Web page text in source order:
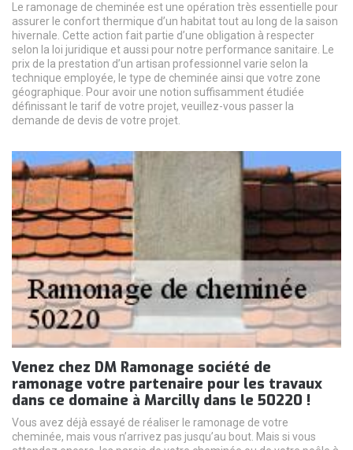
Le ramonage de cheminée est une opération très essentielle pour
assurer le confort thermique d’un habitat tout au long de la saison
hivernale. Cette action fait partie d’une obligation à respecter
selon la loi juridique et aussi pour notre performance sanitaire. Le
prix de la prestation d’un artisan professionnel varie selon la
technique employée, le type de cheminée ainsi que votre zone
géographique. Pour avoir une notion suffisamment étudiée
définissant le tarif de votre projet, veuillez-vous passer la
demande de devis de votre projet.
Venez chez DM Ramonage société de
ramonage votre partenaire pour les travaux
dans ce domaine à Marcilly dans le 50220 !
Vous avez déjà essayé de réaliser le ramonage de votre
cheminée, mais vous n’arrivez pas jusqu’au bout. Mais si vous